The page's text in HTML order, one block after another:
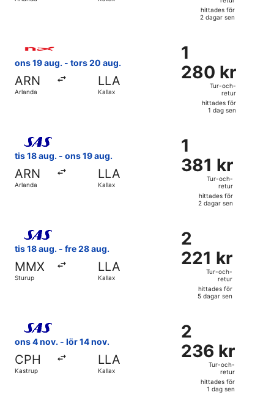
retur,
hittades
dagar
sen
hittades för
2 dagar sen
ons 19 aug. - tors 20 aug.
ARN
Arlanda
LLA
Kallax
1
280 kr
Tur-
retur,
hittades
dag
sen
1
280 kr
Tur-och-
retur
hittades för
1 dag sen
tis 18 aug. - ons 19 aug.
ARN
Arlanda
LLA
Kallax
1
381 kr
Tur-
retur,
hittades
dagar
sen
1
381 kr
Tur-och-
retur
hittades för
2 dagar sen
Välj flyg med Scandinavian Airlines, med avresa tis 18
tis 18 aug. - fre 28 aug.
MMX
Sturup
LLA
Kallax
2
221 kr
Tur-
retur,
hittades
dagar
sen
2
221 kr
Tur-och-
retur
hittades för
5 dagar sen
Välj flyg med Scandinavian Airlines, med avresa tis 18
ons 4 nov. - lör 14 nov.
CPH
Kastrup
LLA
Kallax
2
236 kr
Tur-
retur,
hittades
2
236 kr
Tur-och-
retur
hittades för
1 dag sen
Välj flyg med Scandinavian Airlines, med avresa ons 4